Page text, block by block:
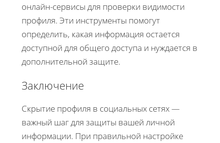
онлайн-сервисы для проверки видимости
профиля. Эти инструменты помогут
определить, какая информация остается
доступной для общего доступа и нуждается в
дополнительной защите.
Заключение
Скрытие профиля в социальных сетях —
важный шаг для защиты вашей личной
информации. При правильной настройке